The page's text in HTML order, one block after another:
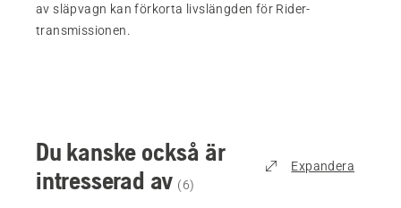
av släpvagn kan förkorta livslängden för Rider-
transmissionen.
Du kanske också är
intresserad av (6)
Expandera